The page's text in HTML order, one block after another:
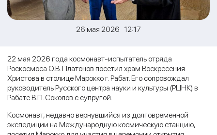
26 мая 2026 12:17
22 мая 2026 года космонавт-испытатель отряда
Роскосмоса О.В. Платонов посетил храм Воскресения
Христова в столице Марокко г. Рабат. Его сопровождал
руководитель Русского центра науки и культуры (РЦНК) в
Рабате В.П. Соколов с супругой.
Космонавт, недавно вернувшийся из долговременной
экспедиции на Международную космическую станцию,